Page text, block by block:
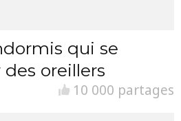
qui se
oreillers
10 000 partages